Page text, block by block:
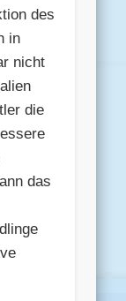
des
in
nicht
die
das